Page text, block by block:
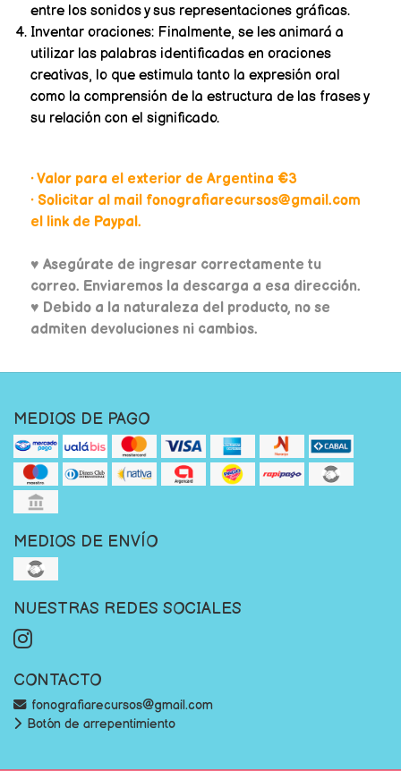
entre los sonidos y sus representaciones gráficas.
Inventar oraciones: Finalmente, se les animará a
utilizar las palabras identificadas en oraciones
creativas, lo que estimula tanto la expresión oral
como la comprensión de la estructura de las frases y
su relación con el significado.
• Valor para el exterior de Argentina €3
• Solicitar al mail fonografiarecursos@gmail.com
el link de Paypal.
♥ Asegúrate de ingresar correctamente tu
correo. Enviaremos la descarga a esa dirección.
♥ Debido a la naturaleza del producto, no se
admiten devoluciones ni cambios.
MEDIOS DE PAGO
MEDIOS DE ENVÍO
NUESTRAS REDES SOCIALES
CONTACTO
fonografiarecursos@gmail.com
Botón de arrepentimiento